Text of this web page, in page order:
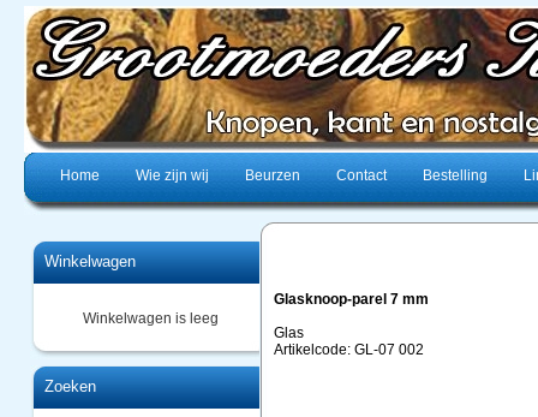
Home Wie zijn wij Beurzen Contact Bestelling
Winkelwagen
Winkelwagen is leeg
Zoeken
Glasknoop-parel 7 mm
Glas
Artikelcode: GL-07 002